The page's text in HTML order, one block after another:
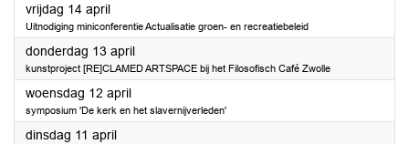
vrijdag 14 april2023
Uitnodiging miniconferentie Actualisatie groen- en recreatiebeleid
donderdag 13 april2023
kunstproject [RE]CLAMED ARTSPACE bij het Filosofisch Café Zwolle
woensdag 12 april2023
symposium 'De kerk en het slavernijverleden'
dinsdag 11 april2023